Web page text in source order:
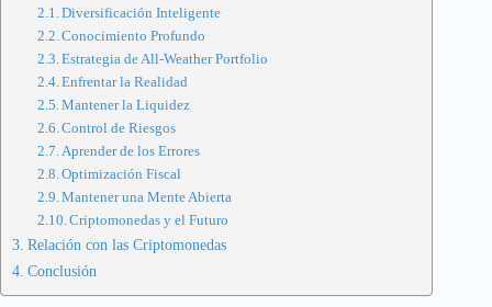
Diversificación Inteligente
Conocimiento Profundo
Estrategia de All-Weather Portfolio
Enfrentar la Realidad
Mantener la Liquidez
Control de Riesgos
Aprender de los Errores
Optimización Fiscal
Mantener una Mente Abierta
Criptomonedas y el Futuro
Relación con las Criptomonedas
Conclusión